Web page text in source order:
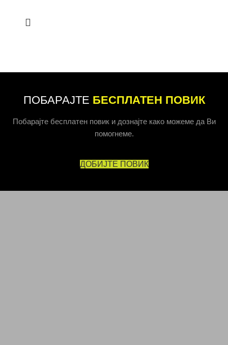
ПОБАРАЈТЕ БЕСПЛАТЕН ПОВИК
Побарајте бесплатен повик и дознајте како можеме да Ви
помогнеме.
ДОБИЈТЕ ПОВИК